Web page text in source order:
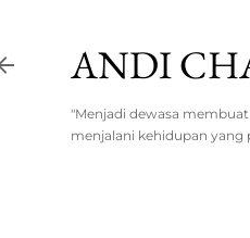
ANDI
"Menjadi dewasa
menjalani kehidupan yang